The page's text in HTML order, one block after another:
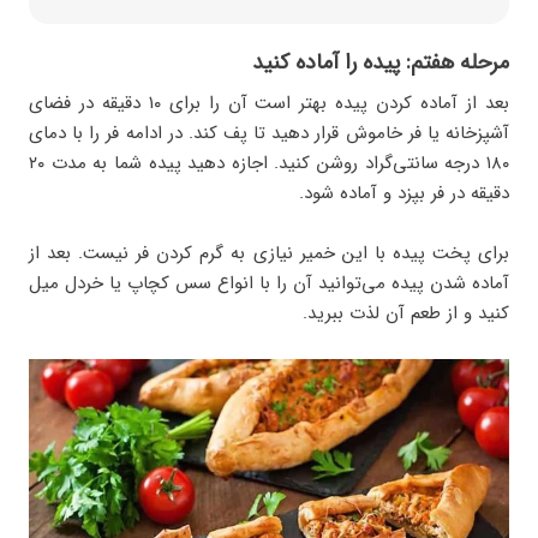
مرحله هفتم: پیده را آماده کنید
بعد از آماده کردن پیده بهتر است آن را برای ۱۰ دقیقه در فضای
آشپزخانه یا فر خاموش قرار دهید تا پف کند. در ادامه فر را با دمای
۱۸۰ درجه سانتی‌گراد روشن کنید. اجازه دهید پیده شما به مدت ۲۰
دقیقه در فر بپزد و آماده شود.
برای پخت پیده با این خمیر نیازی به گرم کردن فر نیست. بعد از
آماده شدن پیده می‌توانید آن را با انواع سس کچاپ یا خردل میل
کنید و از طعم آن لذت ببرید.